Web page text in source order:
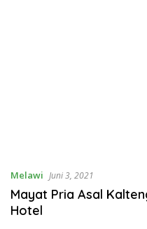
Melawi Juni 3, 2021
Mayat Pria Asal
Hotel